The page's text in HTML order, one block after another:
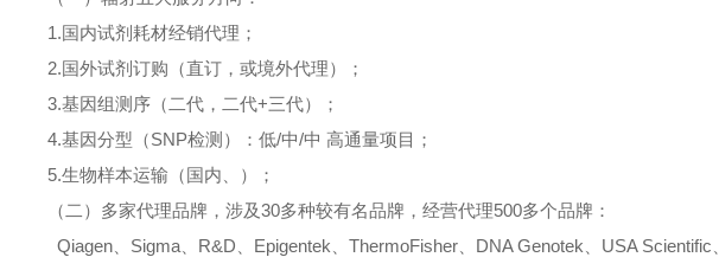
1.国内试剂耗材经销代理；
2.国外试剂订购（直订，或境外代理）；
3.基因组测序（二代，二代+三代）；
4.基因分型（SNP检测）：低/中/中 高通量项目；
5.生物样本运输（国内、）；
（二）多家代理品牌，涉及30多种较有名品牌，经营代理500多个品牌：
Qiagen
Sigma R&D Epigentek 、ThermoFisher DNA Genotek USA Scientific